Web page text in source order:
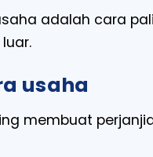
adalah cara
usaha
membuat